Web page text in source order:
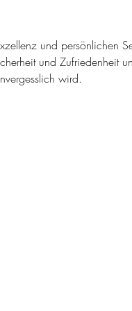
und persönlichen
und Zufriedenheit
wird.